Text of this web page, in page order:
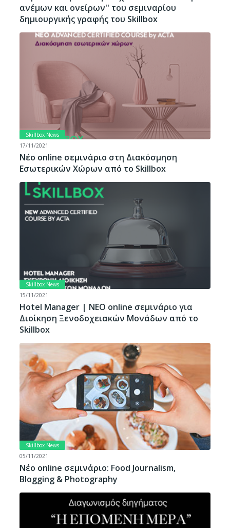
ανέμων και ονείρων'' του σεμιναρίου
δημιουργικής γραφής του Skillbox
Skillbox News
17/11/2021
Νέο online σεμινάριο στη Διακόσμηση
Εσωτερικών Χώρων από το Skillbox
Skillbox News
15/11/2021
Hotel Manager | ΝΕΟ online σεμινάριο για
Διοίκηση Ξενοδοχειακών Μονάδων από το
Skillbox
Skillbox News
05/11/2021
Νέο online σεμινάριο: Food Journalism,
Blogging & Photography